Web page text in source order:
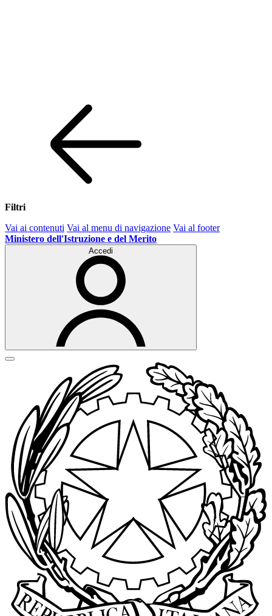
Filtri
Vai ai contenuti Vai al menu di navigazione Vai al footer
Ministero dell'Istruzione e del Merito
Accedi